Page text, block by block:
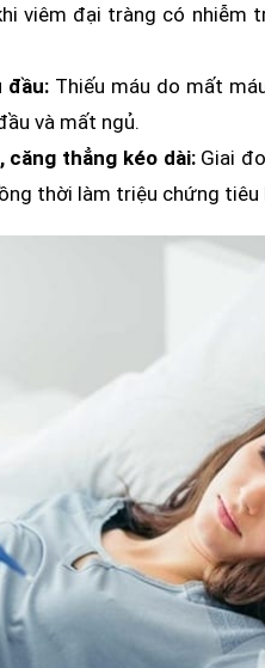
viêm đại tràng có nhiễm
đầu: Thiếu máu do mất
và mất ngủ.
căng thẳng kéo dài:Giai
thời làm triệu chứng